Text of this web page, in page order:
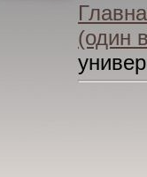
(один